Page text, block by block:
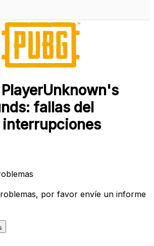
PlayerUnknown's
fallas del
por favor envíe un informe